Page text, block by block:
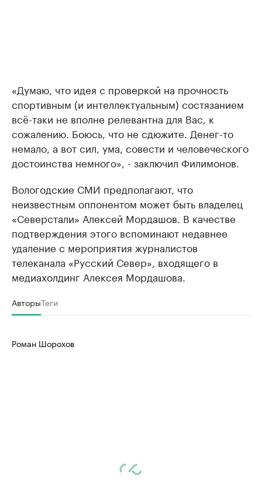
«Думаю, что идея с проверкой на прочность
спортивным (и интеллектуальным) состязанием
всё-таки не вполне релевантна для Вас, к
сожалению. Боюсь, что не сдюжите. Денег-то
немало, а вот сил, ума, совести и человеческого
достоинства немного», - заключил Филимонов.
Вологодские СМИ предполагают, что
неизвестным оппонентом может быть владелец
«Северстали» Алексей Мордашов. В качестве
подтверждения этого вспоминают недавнее
удаление с мероприятия журналистов
телеканала «Русский Север», входящего в
медиахолдинг Алексея Мордашова.
АвторыТеги
Роман Шорохов